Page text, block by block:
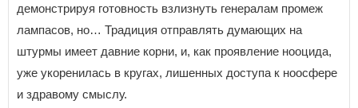
демонстрируя готовность взлизнуть генералам промеж
лампасов, но… Традиция отправлять думающих на
штурмы имеет давние корни, и, как проявление нооцида,
уже укоренилась в кругах, лишенных доступа к ноосфере
и здравому смыслу.